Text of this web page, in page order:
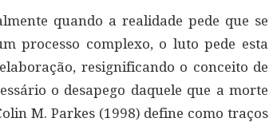
quando a realidade pede que se
processo complexo, o luto pede esta
resignificando o conceito de
o desapego daquele que a morte
M. Parkes (1998) define como traços